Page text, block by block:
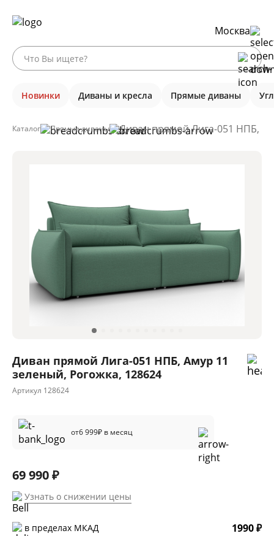
Москва
Новинки Диваны и кресла Прямые диваны
Каталог Прямые диваны Диван прямой Лига-051 НПБ,
Диван прямой Лига-051 НПБ, Амур 11
зеленый, Рогожка, 128624
Артикул 128624
от6 999₽ в месяц
69 990 ₽
Узнать о снижении цены
в пределах МКАД 1990 ₽